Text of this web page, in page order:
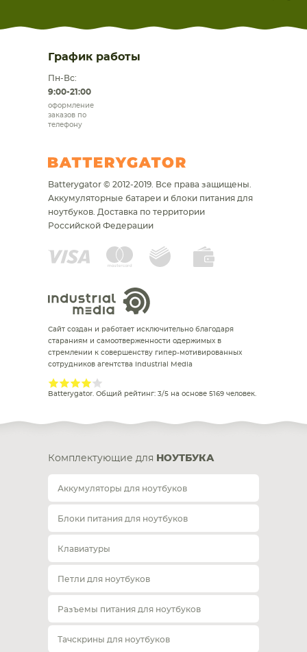
График работы
Пн-Вс:
9:00-21:00
оформление
заказов по
телефону
Batterygator © 2012-2019. Все права защищены.
Аккумуляторные батареи и блоки питания для
ноутбуков. Доставка по территории
Российской Федерации
Сайт создан и работает исключительно благодаря
стараниям и самоотверженности одержимых в
стремлении к совершенству гипер-мотивированных
сотрудников агентства Industrial Media
Batterygator. Общий рейтинг: 3/5 на основе 5169 человек.
Комплектующие для НОУТБУКА
Аккумуляторы для ноутбуков
Блоки питания для ноутбуков
Клавиатуры
Петли для ноутбуков
Разъемы питания для ноутбуков
Тачскрины для ноутбуков